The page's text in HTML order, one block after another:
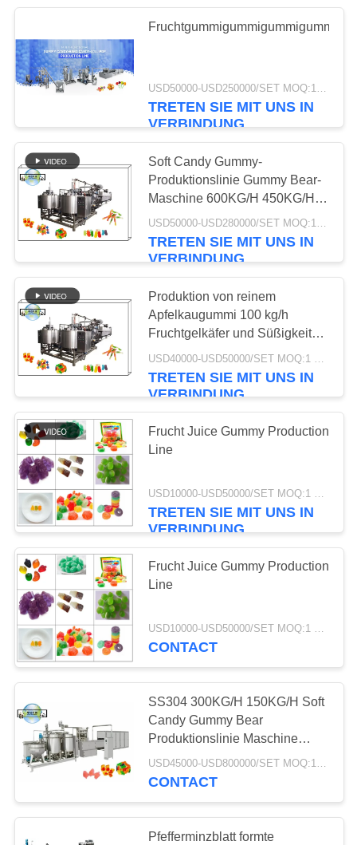
Kuchen-
Produktions-
Maschine
Plätzchen, das
Maschine bildet
Brot-Produktlinie
10
Toffee-Süßigkeits-
Fertigungsstraße
5
USD50000-USD250000/SET MOQ:1 Satz
TRETEN SIE MIT UNS IN
VERBINDUNG
Soft Candy Gummy-
Produktionslinie Gummy Bear-
Maschine 600KG/H 450KG/H
300KG/H 150KG/H
USD50000-USD280000/SET MOQ:1 Satz
TRETEN SIE MIT UNS IN
VERBINDUNG
Produktion von reinem
Apfelkaugummi 100 kg/h
Fruchtgelkäfer und Süßigkeiten
CE-Zulassung
TRETEN SIE MIT UNS IN
VERBINDUNG
Frucht Juice Gummy Production
Line
USD10000-USD50000/SET MOQ:1 Satz
TRETEN SIE MIT UNS IN
VERBINDUNG
Frucht Juice Gummy Production
Line
USD10000-USD50000/SET MOQ:1 Satz
CONTACT
SS304 300KG/H 150KG/H Soft
Candy Gummy Bear
Produktionslinie Maschine
Gummy Jelly Bear
Verarbeitungslinie Ausrüstung
USD45000-USD800000/SET MOQ:1 Satz
CONTACT
Pfefferminzblatt formte